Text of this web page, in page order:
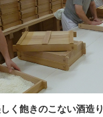
く飽きのこない酒造り